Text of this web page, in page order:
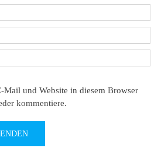
Mail und Website in diesem Browser
kommentiere.